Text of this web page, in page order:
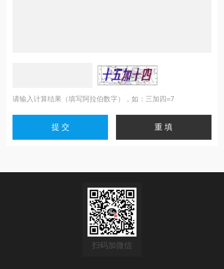
请输入计算结果（填写阿拉伯数字），如：三加四=7
扫码加微信